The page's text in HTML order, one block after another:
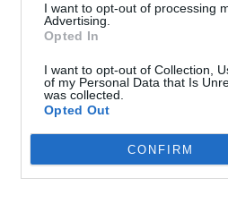
I want to opt-out of processing
Advertising.
Opted In
I want to opt-out of Collection,
of my Personal Data that Is
was collected.
Opted Out
CONFIRM